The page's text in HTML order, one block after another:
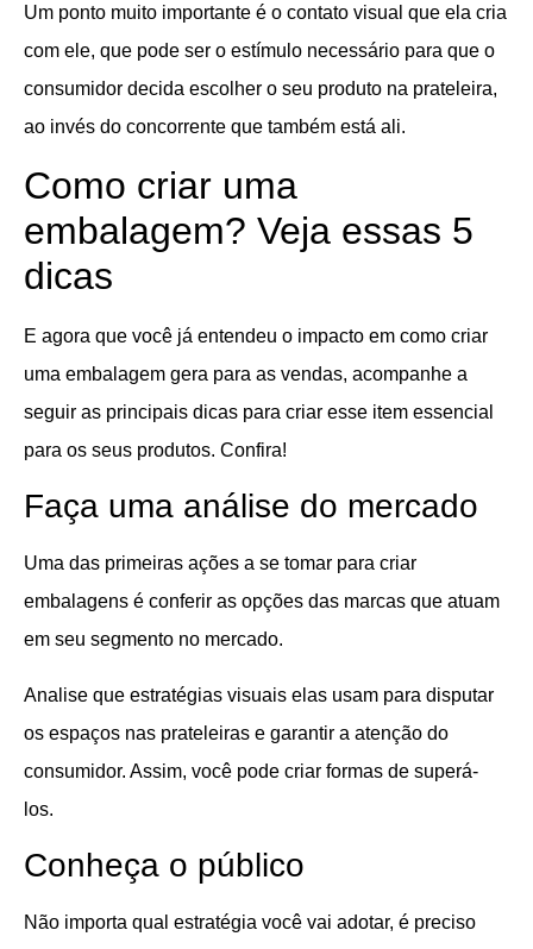
Um ponto muito importante é o contato visual que ela cria
com ele, que pode ser o estímulo necessário para que o
consumidor decida escolher o seu produto na prateleira,
ao invés do concorrente que também está ali.
Como criar uma
embalagem? Veja essas 5
dicas
E agora que você já entendeu o impacto em como criar
uma embalagem gera para as vendas, acompanhe a
seguir as principais dicas para criar esse item essencial
para os seus produtos. Confira!
Faça uma análise do mercado
Uma das primeiras ações a se tomar para criar
embalagens é conferir as opções das marcas que atuam
em seu segmento no mercado.
Analise que estratégias visuais elas usam para disputar
os espaços nas prateleiras e garantir a atenção do
consumidor. Assim, você pode criar formas de superá-
los.
Conheça o público
Não importa qual estratégia você vai adotar, é preciso